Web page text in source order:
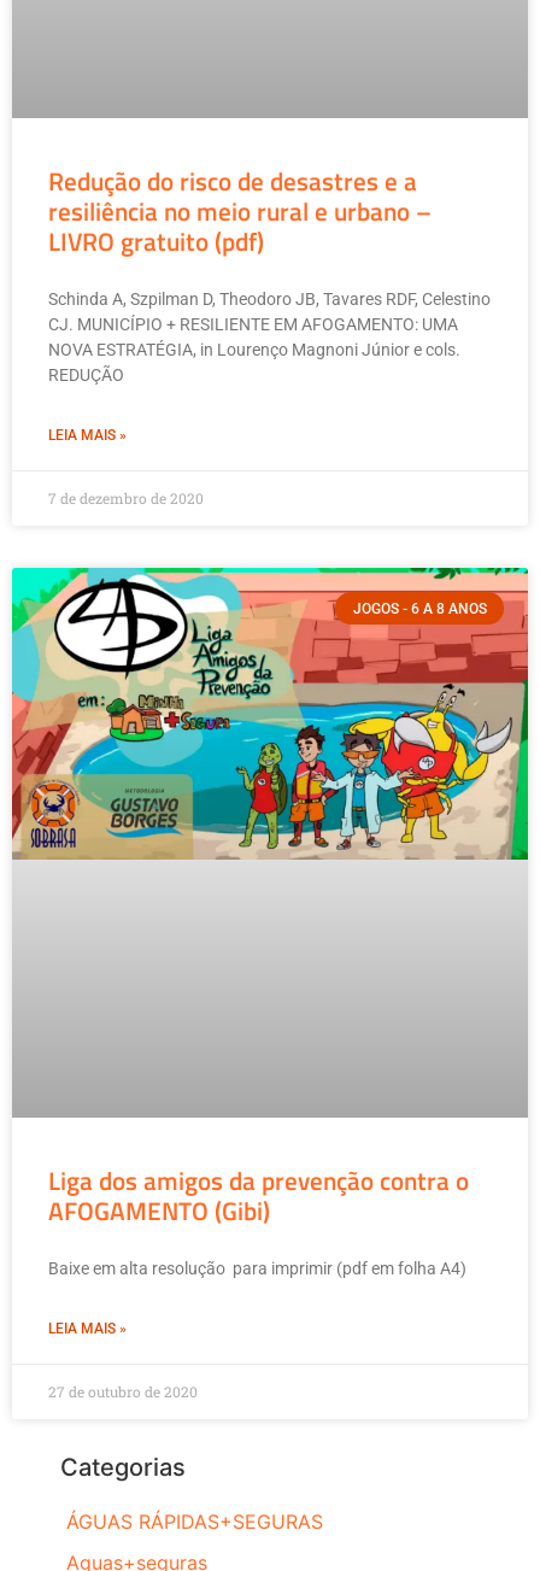
Redução do risco de desastres e a
resiliência no meio rural e urbano –
LIVRO gratuito (pdf)
Schinda A, Szpilman D, Theodoro JB, Tavares RDF, Celestino
CJ. MUNICÍPIO + RESILIENTE EM AFOGAMENTO: UMA
NOVA ESTRATÉGIA, in Lourenço Magnoni Júnior e cols.
REDUÇÃO
LEIA MAIS »
7 de dezembro de 2020
JOGOS - 6 A 8 ANOS
Liga dos amigos da prevenção contra o
AFOGAMENTO (Gibi)
Baixe em alta resolução para imprimir (pdf em folha A4)
LEIA MAIS »
27 de outubro de 2020
Categorias
ÁGUAS RÁPIDAS+SEGURAS
Aguas+seguras